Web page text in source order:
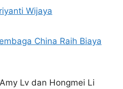
Wijaya
Lv dan Hongmei Li